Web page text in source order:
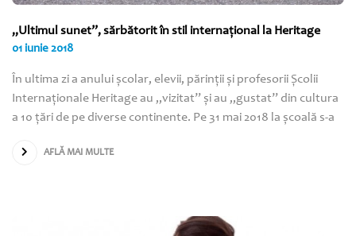
„Ultimul sunet”, sărbătorit în stil internaţional la Heritage
01 iunie 2018
În ultima zi a anului şcolar, elevii, părinţii şi profesorii Şcolii
Internaţionale Heritage au „vizitat” şi au „gustat” din cultura
a 10 ţări de pe diverse continente. Pe 31 mai 2018 la şcoală s-a
AFLĂ MAI MULTE